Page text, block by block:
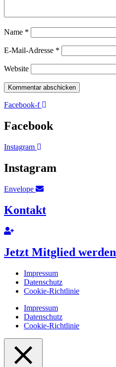
Name *
E-Mail-Adresse *
Website
Facebook-f
Facebook
Instagram
Instagram
Envelope
Kontakt
Jetzt Mitglied werden
Impressum
Datenschutz
Cookie-Richtlinie
Impressum
Datenschutz
Cookie-Richtlinie